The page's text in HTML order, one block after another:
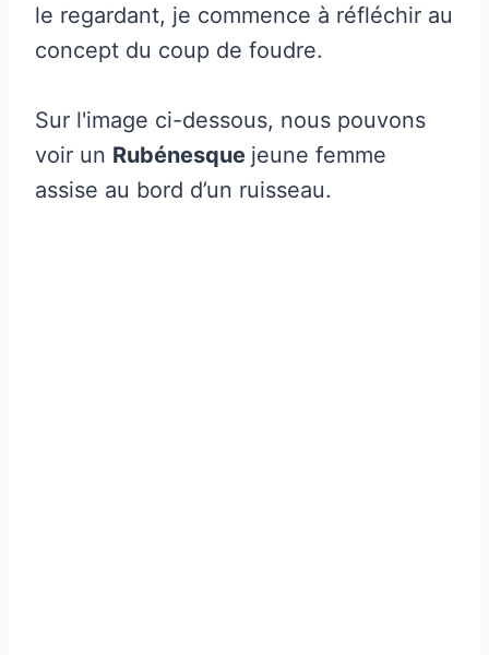
le regardant, je commence à réfléchir au
concept du coup de foudre.
Sur l'image ci-dessous, nous pouvons
voir un Rubénesque jeune femme
assise au bord d’un ruisseau.